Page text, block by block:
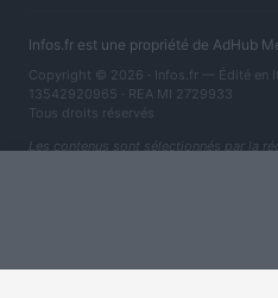
Infos.fr est une propriété de AdHub
Copyright © 2026 · Infos.fr — Édité en
13542920965 · REA MI 2729933
Tous droits réservés
Les contenus sont sélectionnés par la